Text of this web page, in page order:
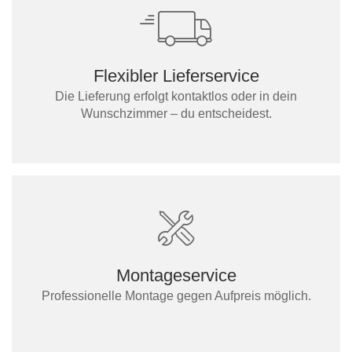
Flexibler Lieferservice
Die Lieferung erfolgt kontaktlos oder in dein
Wunschzimmer – du entscheidest.
Montageservice
Professionelle Montage gegen Aufpreis möglich.